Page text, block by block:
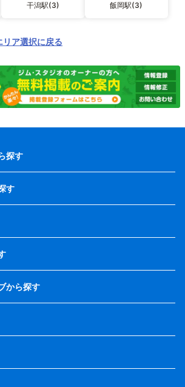
干潟駅(3) 飯岡駅(3)
ア選択に戻る
探す
す
から探す